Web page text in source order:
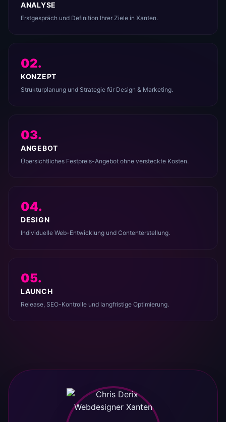
ANALYSE
Erstgespräch und Definition Ihrer Ziele in Xanten.
02.
KONZEPT
Strukturplanung und Strategie für Design & Marketing.
03.
ANGEBOT
Übersichtliches Festpreis-Angebot ohne versteckte Kosten.
04.
DESIGN
Individuelle Web-Entwicklung und Contenterstellung.
05.
LAUNCH
Release, SEO-Kontrolle und langfristige Optimierung.